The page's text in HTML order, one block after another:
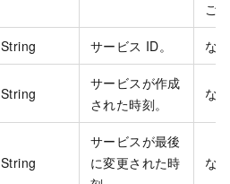
ご
String サービス ID。 な
String
サービスが作成
された時刻。
な
String
サービスが最後
に変更された時
な